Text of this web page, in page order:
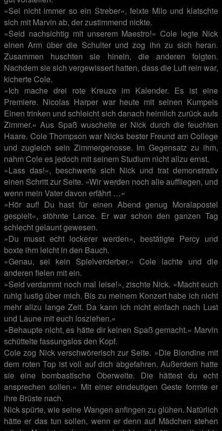
»Sei nicht immer so ein Streber«, feixte Milo und klatschte
sich mit Marvin ab, der zustimmend nickte.
»Seid nachsichtig mit unserem Maestro!« Cole legte Nick
einen Arm über die Schulter und zog ihn zu sich heran.
Zusammen huschten sie hinein, die anderen folgten.
Nachdem sie sich vergewissert hatten, dass die Luft rein war,
kicherte Cole.
»Ich mache drei rote Kreuze im Kalender. Es ist eine
Premiere. Nicolas Harper war heute mit seinen Kumpels
Einen trinken und schleicht sich danach heimlich zurück aufs
Zimmer.« Aus Spaß wuschelte er Nick durch die feuchten
Haare. Cole Thompson war Nicks bester Freund am College
und zugleich sein Zimmergenosse. Im Gegensatz zu ihm,
nahm Cole es jedoch mit seinem Studium nicht allzu ernst.
»Lass das!«, beschwerte sich Nick und trat demonstrativ
einen Schritt zur Seite. »Wir werden noch alle auffliegen, und
wenn mein Vater davon erfährt …«
»Hör auf! Du hast für einen Abend genug Moralapostel
gespielt«, stöhnte Lance. Er war schon den ganzen Tag
schlecht gelaunt gewesen.
»Du musst echt lockerer werden«, bestätigte Percy und
boxte ihm leicht in den Bauch.
»Genau, sei kein Spielverderber.« Cole lachte und die
anderen fielen mit ein.
»Seid verdammt noch mal leise!«, zischte Nick. »Macht euch
ruhig lustig über mich. Bis zu meinem Konzert habe ich nicht
mehr allzu lange Zeit. Da kann ich nicht einfach nach Lust
und Laune mit euch losziehen.«
»Behaupte nicht, es hätte dir keinen Spaß gemacht.« Marvin
schüttelte fassungslos den Kopf.
Cole zog Nick verschwörerisch zur Seite. »Die Blondine mit
dem roten Top ist voll auf dich abgefahren. Außerdem hatte
sie eine bombastische Oberweite. Die hättest du echt
ansprechen sollen.« Mit einer eindeutigen Geste formte er
ihre Brüste nach.
Nick spürte, wie seine Wangen anfingen zu glühen. Natürlich
hätte er das tun sollen, wenn er denn auf Mädchen stehen